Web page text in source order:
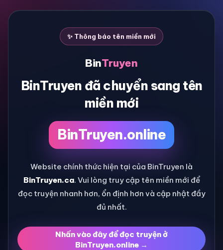
✨ Thông báo tên miền mới
BinTruyen
BinTruyen đã chuyển sang tên
miền mới
BinTruyen.online
Website chính thức hiện tại của BinTruyen là
BinTruyen.ca. Vui lòng truy cập tên miền mới để
đọc truyện nhanh hơn, ổn định hơn và cập nhật đầy
đủ nhất.
Nhấn vào đây để đọc truyện ở
BinTruyen.online →